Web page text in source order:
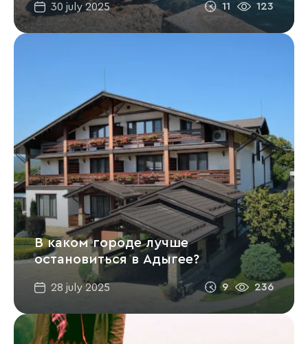
30 july 2025 11 123
В каком городе лучше
остановиться в Адыгее?
28 july 2025 9 236